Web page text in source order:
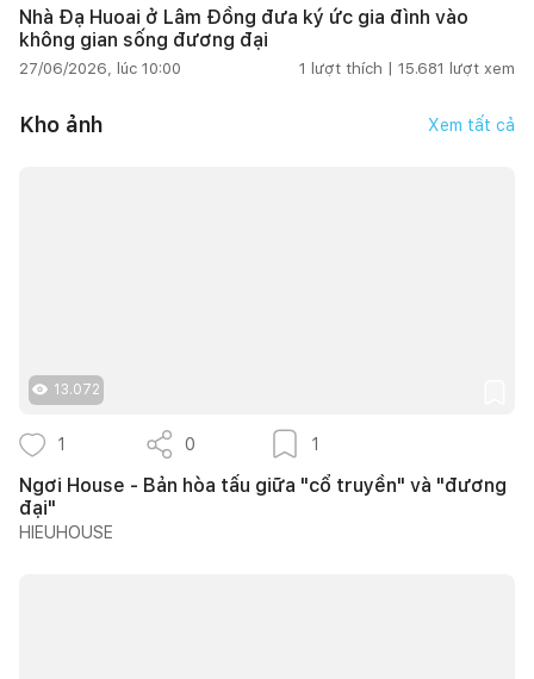
Nhà Đạ Huoai ở Lâm Đồng đưa ký ức gia đình vào
không gian sống đương đại
27/06/2026, lúc 10:00 1 lượt thích | 15.681 lượt xem
Kho ảnh Xem tất cả
13.072
1 0 1
Ngơi House - Bản hòa tấu giữa "cổ truyền" và "đương
đại"
HIEUHOUSE